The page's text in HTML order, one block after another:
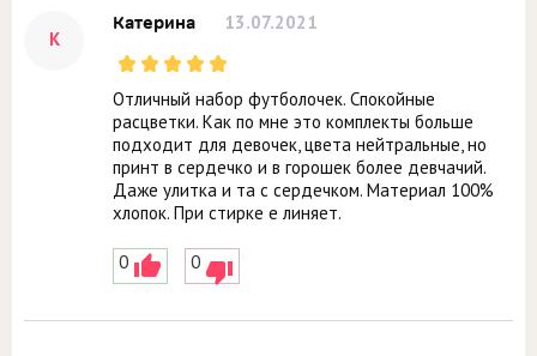
К
Катерина 13.07.2021
Отличный набор футболочек. Спокойные
расцветки. Как по мне это комплекты больше
подходит для девочек, цвета нейтральные, но
принт в сердечко и в горошек более девчачий.
Даже улитка и та с сердечком. Материал 100%
хлопок. При стирке е линяет.
0 0